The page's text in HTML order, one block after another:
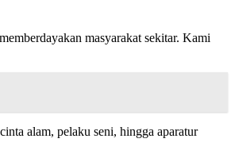
masyarakat sekitar. Kami
alam, pelaku seni, hingga aparatur